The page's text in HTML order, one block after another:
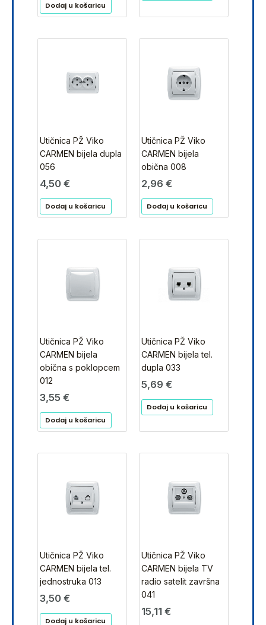
Dodaj u košaricu
Utičnica PŽ Viko
CARMEN bijela dupla
056
4,50 €
Dodaj u košaricu
Utičnica PŽ Viko
CARMEN bijela
obična 008
2,96 €
Dodaj u košaricu
Utičnica PŽ Viko
CARMEN bijela
obična s poklopcem
012
3,55 €
Dodaj u košaricu
Utičnica PŽ Viko
CARMEN bijela tel.
dupla 033
5,69 €
Dodaj u košaricu
Utičnica PŽ Viko
CARMEN bijela tel.
jednostruka 013
3,50 €
Dodaj u košaricu
Utičnica PŽ Viko
CARMEN bijela TV
radio satelit završna
041
15,11 €